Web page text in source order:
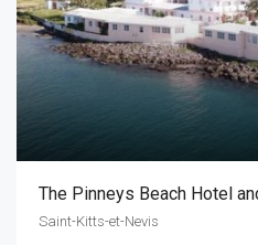
Saint-Kitts-et-Nevis